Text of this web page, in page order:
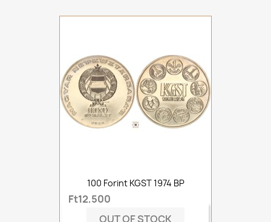
100 Forint KGST 1974 BP
Ft12,500
OUT OF STOCK